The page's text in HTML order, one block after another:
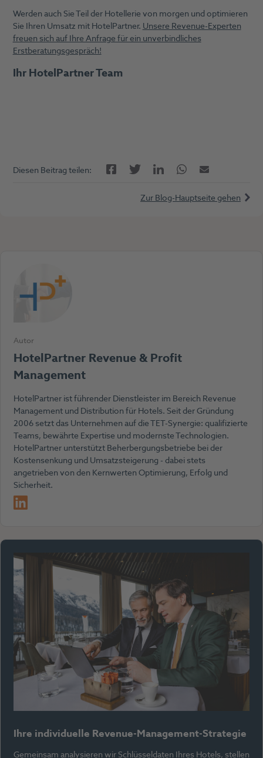
Werden auch Sie Teil der Hotellerie von morgen und optimieren
Sie Ihren Umsatz mit HotelPartner. Unsere Revenue-Experten
freuen sich auf Ihre Anfrage für ein unverbindliches
Erstberatungsgespräch!
Ihr HotelPartner Team
Diesen Beitrag teilen: FacebookTwitterLinkedInTwitterE-Mail
Zur Blog-Hauptseite gehen
Autor
HotelPartner Revenue & Profit
Management
HotelPartner ist führender Dienstleister im Bereich Revenue
Management und Distribution für Hotels. Seit der Gründung
2006 setzt das Unternehmen auf die TET-Synergie: qualifizierte
Teams, bewährte Expertise und modernste Technologien.
HotelPartner unterstützt Beherbergungsbetriebe bei der
Kostensenkung und Umsatzsteigerung - dabei stets
angetrieben von den Kernwerten Optimierung, Erfolg und
Sicherheit.
LinkedIn
Ihre individuelle Revenue-Management-Strategie
Gemeinsam analysieren wir Schlüsseldaten Ihres Hotels, stellen